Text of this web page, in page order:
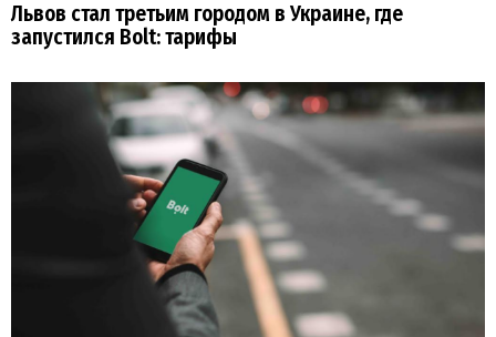
Львов стал третьим городом в Украине, где
запустился Bolt: тарифы